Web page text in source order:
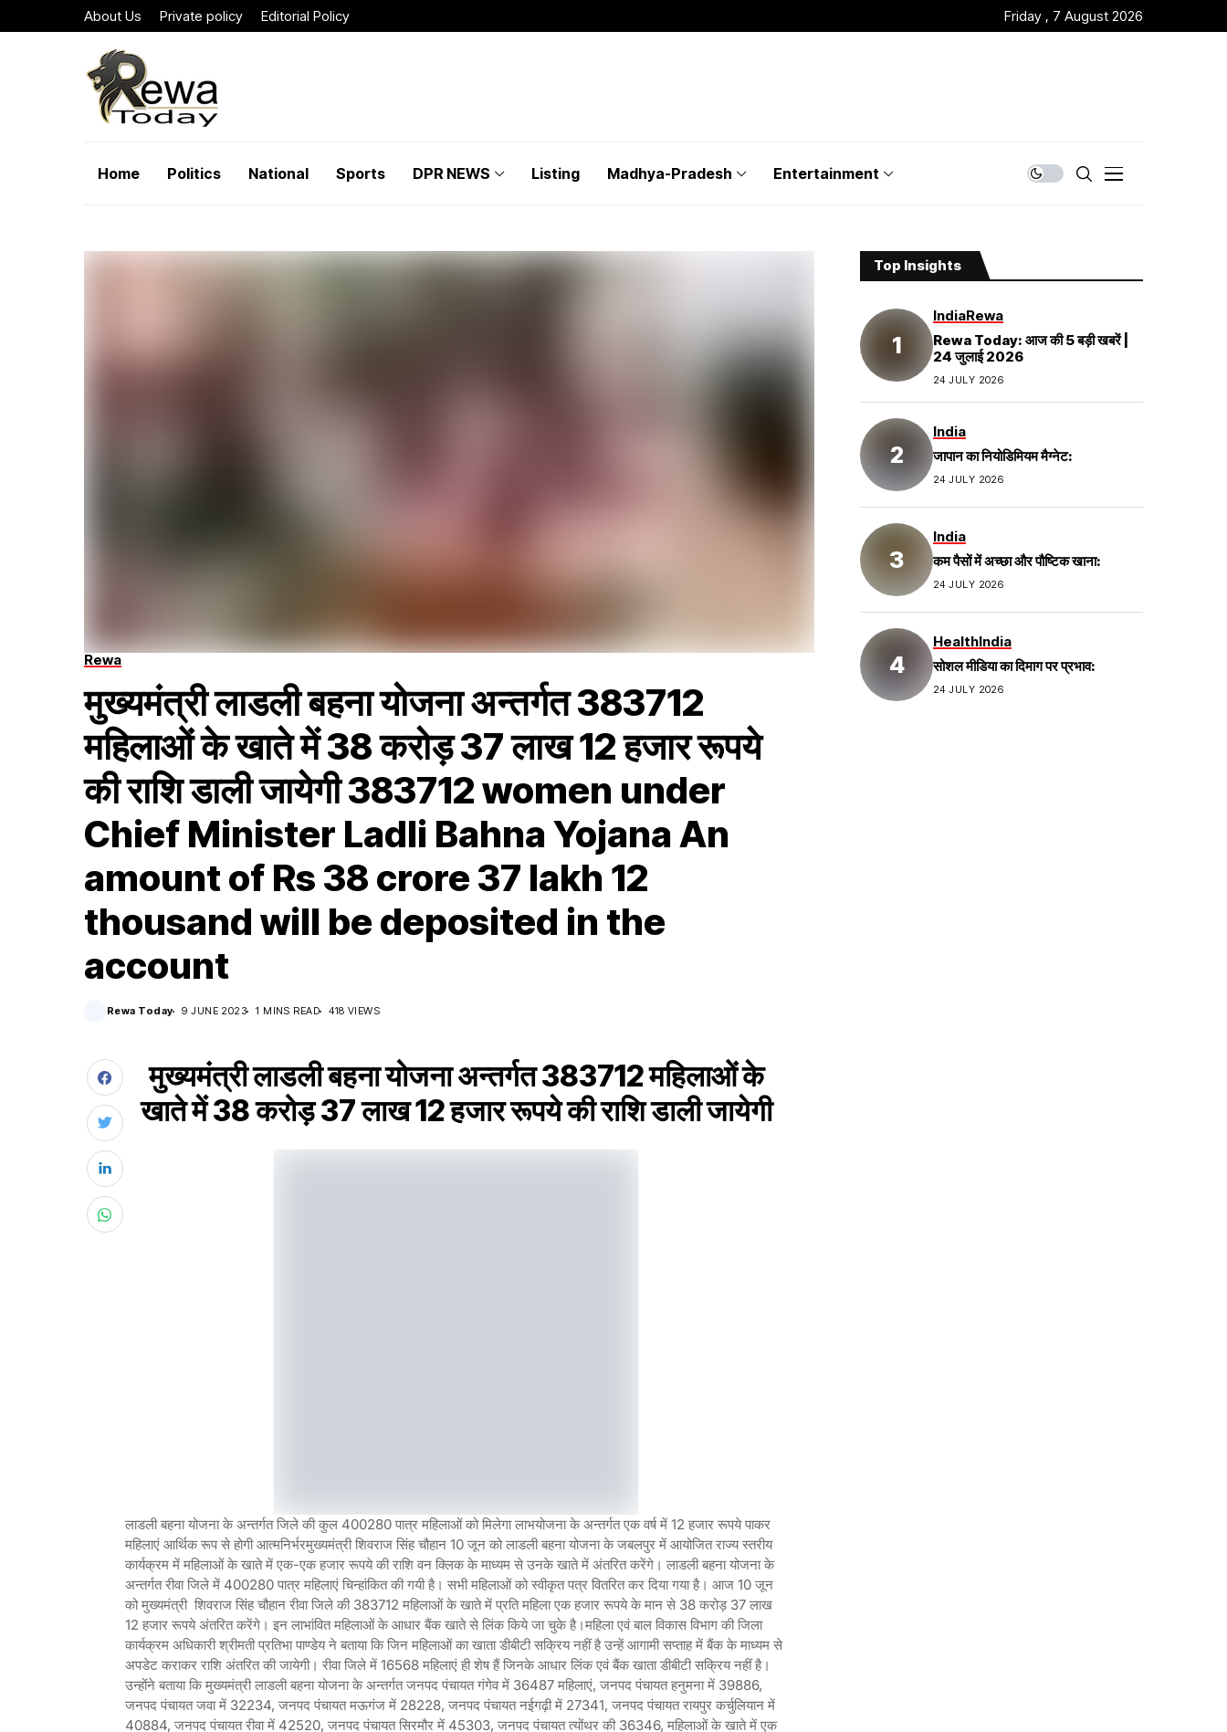
About Us Private policy Editorial Policy Friday , 7 August 2026
Home Politics National Sports DPR NEWS Listing Madhya-Pradesh Entertainment
Rewa
मुख्यमंत्री लाडली बहना योजना अन्तर्गत 383712
महिलाओं के खाते में 38 करोड़ 37 लाख 12 हजार रूपये
की राशि डाली जायेगी 383712 women under
Chief Minister Ladli Bahna Yojana An
amount of Rs 38 crore 37 lakh 12
thousand will be deposited in the
account
Rewa Today 9 JUNE 2023 1 MINS READ 418 VIEWS
मुख्यमंत्री लाडली बहना योजना अन्तर्गत 383712 महिलाओं के
खाते में 38 करोड़ 37 लाख 12 हजार रूपये की राशि डाली जायेगी
लाडली बहना योजना के अन्तर्गत जिले की कुल 400280 पात्र महिलाओं को मिलेगा लाभयोजना के अन्तर्गत एक वर्ष में 12 हजार रूपये पाकर
महिलाएं आर्थिक रूप से होगी आत्मनिर्भरमुख्यमंत्री शिवराज सिंह चौहान 10 जून को लाडली बहना योजना के जबलपुर में आयोजित राज्य स्तरीय
कार्यक्रम में महिलाओं के खाते में एक-एक हजार रूपये की राशि वन क्लिक के माध्यम से उनके खाते में अंतरित करेंगे। लाडली बहना योजना के
अन्तर्गत रीवा जिले में 400280 पात्र महिलाएं चिन्हांकित की गयी है। सभी महिलाओं को स्वीकृत पत्र वितरित कर दिया गया है। आज 10 जून
को मुख्यमंत्री शिवराज सिंह चौहान रीवा जिले की 383712 महिलाओं के खाते में प्रति महिला एक हजार रूपये के मान से 38 करोड़ 37 लाख
12 हजार रूपये अंतरित करेंगे। इन लाभांवित महिलाओं के आधार बैंक खाते से लिंक किये जा चुके है।महिला एवं बाल विकास विभाग की जिला
कार्यक्रम अधिकारी श्रीमती प्रतिभा पाण्डेय ने बताया कि जिन महिलाओं का खाता डीबीटी सक्रिय नहीं है उन्हें आगामी सप्ताह में बैंक के माध्यम से
अपडेट कराकर राशि अंतरित की जायेगी। रीवा जिले में 16568 महिलाएं ही शेष हैं जिनके आधार लिंक एवं बैंक खाता डीबीटी सक्रिय नहीं है।
उन्होंने बताया कि मुख्यमंत्री लाडली बहना योजना के अन्तर्गत जनपद पंचायत गंगेव में 36487 महिलाएं, जनपद पंचायत हनुमना में 39886,
जनपद पंचायत जवा में 32234, जनपद पंचायत मऊगंज में 28228, जनपद पंचायत नईगढ़ी में 27341, जनपद पंचायत रायपुर कर्चुलियान में
40884, जनपद पंचायत रीवा में 42520, जनपद पंचायत सिरमौर में 45303, जनपद पंचायत त्योंथर की 36346, महिलाओं के खाते में एक
Top Insights
IndiaRewa
Rewa Today: आज की 5 बड़ी खबरें |
24 जुलाई 2026
24 JULY 2026
India
जापान का नियोडिमियम मैग्नेट:
24 JULY 2026
India
कम पैसों में अच्छा और पौष्टिक खाना:
24 JULY 2026
HealthIndia
सोशल मीडिया का दिमाग पर प्रभाव:
24 JULY 2026